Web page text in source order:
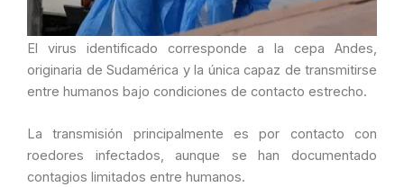
El virus identificado corresponde a la cepa Andes,
originaria de Sudamérica y la única capaz de transmitirse
entre humanos bajo condiciones de contacto estrecho.
La transmisión principalmente es por contacto con
roedores infectados, aunque se han documentado
contagios limitados entre humanos.